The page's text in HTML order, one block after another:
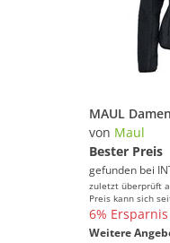
von Maul
Bester Preis
gefunden bei
zuletzt überprüft
Preis kann sich
6% Ersparnis
Weitere